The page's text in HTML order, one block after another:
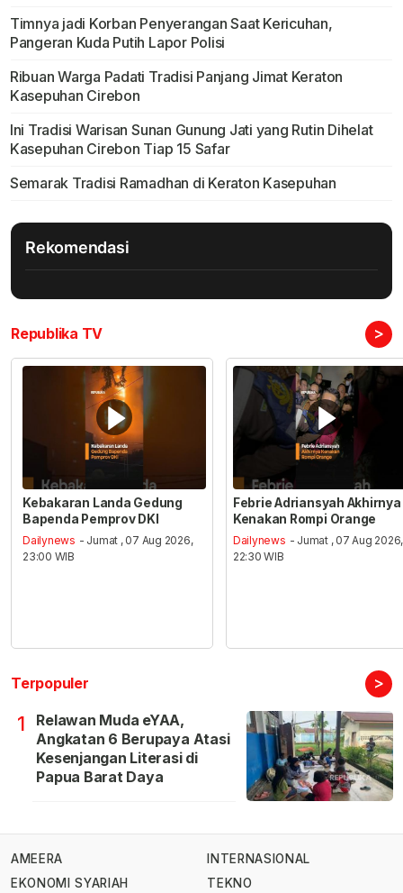
Timnya jadi Korban Penyerangan Saat Kericuhan,
Pangeran Kuda Putih Lapor Polisi
Ribuan Warga Padati Tradisi Panjang Jimat Keraton
Kasepuhan Cirebon
Ini Tradisi Warisan Sunan Gunung Jati yang Rutin Dihelat
Kasepuhan Cirebon Tiap 15 Safar
Semarak Tradisi Ramadhan di Keraton Kasepuhan
Rekomendasi
Republika TV >
Kebakaran Landa Gedung
Bapenda Pemprov DKI
Dailynews - Jumat , 07 Aug 2026,
23:00 WIB
Febrie Adriansyah Akhirnya
Kenakan Rompi Orange
Dailynews - Jumat , 07 Aug 2026,
22:30 WIB
Terpopuler >
1
Relawan Muda eYAA,
Angkatan 6 Berupaya Atasi
Kesenjangan Literasi di
Papua Barat Daya
AMEERA
EKONOMI SYARIAH
INTERNASIONAL
TEKNO